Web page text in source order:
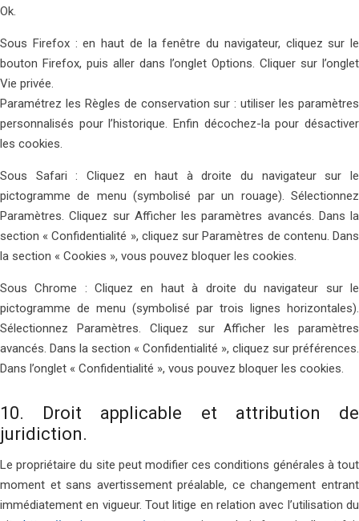
Ok.
Sous Firefox : en haut de la fenêtre du navigateur, cliquez sur le
bouton Firefox, puis aller dans l’onglet Options. Cliquer sur l’onglet
Vie privée.
Paramétrez les Règles de conservation sur : utiliser les paramètres
personnalisés pour l’historique. Enfin décochez-la pour désactiver
les cookies.
Sous Safari : Cliquez en haut à droite du navigateur sur le
pictogramme de menu (symbolisé par un rouage). Sélectionnez
Paramètres. Cliquez sur Afficher les paramètres avancés. Dans la
section « Confidentialité », cliquez sur Paramètres de contenu. Dans
la section « Cookies », vous pouvez bloquer les cookies.
Sous Chrome : Cliquez en haut à droite du navigateur sur le
pictogramme de menu (symbolisé par trois lignes horizontales).
Sélectionnez Paramètres. Cliquez sur Afficher les paramètres
avancés. Dans la section « Confidentialité », cliquez sur préférences.
Dans l’onglet « Confidentialité », vous pouvez bloquer les cookies.
10. Droit applicable et attribution de
juridiction.
Le propriétaire du site peut modifier ces conditions générales à tout
moment et sans avertissement préalable, ce changement entrant
immédiatement en vigueur. Tout litige en relation avec l’utilisation du